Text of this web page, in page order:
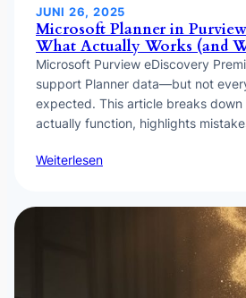
JUNI 26, 2025
Microsoft Planner in
What Actually Works (and
Microsoft Purview eDiscovery
support Planner data—but not
expected. This article breaks
actually function, highlights
Weiterlesen